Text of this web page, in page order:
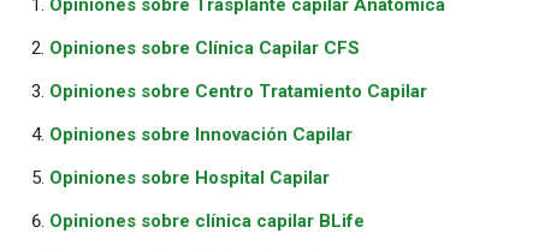
Opiniones sobre Trasplante capilar Anatomica
Opiniones sobre Clínica Capilar CFS
Opiniones sobre Centro Tratamiento Capilar
Opiniones sobre Innovación Capilar
Opiniones sobre Hospital Capilar
Opiniones sobre clínica capilar BLife